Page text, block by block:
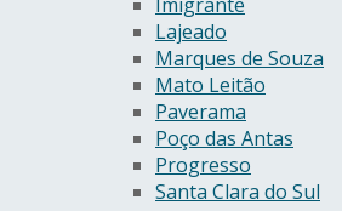
Lajeado
Marques de Souza
Mato Leitão
Paverama
Poço das Antas
Progresso
Santa Clara do Sul